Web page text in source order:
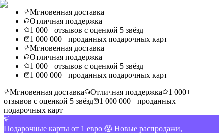
Мгновенная доставка
Отличная поддержка
1 000+ отзывов с оценкой 5 звёзд
1 000 000+ проданных подарочных карт
Мгновенная доставка
Отличная поддержка
1 000+ отзывов с оценкой 5 звёзд
1 000 000+ проданных подарочных карт
Мгновенная доставка
Отличная поддержка
1 000+
отзывов с оценкой 5 звёзд
1 000 000+ проданных
подарочных карт
Подарочные карты от 1 евро 😱 Новые распродажи,